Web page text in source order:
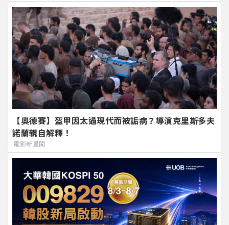
【奧德賽】盔甲因太過現代而被詬病？導演克里斯多夫
諾蘭親自解釋！
電影新星聞